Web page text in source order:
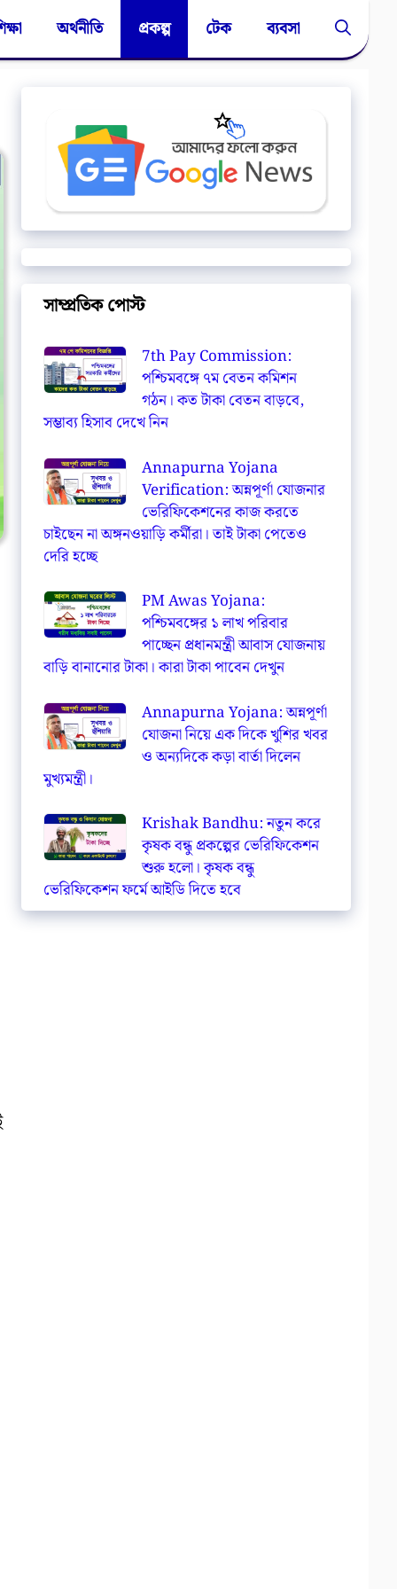
অর্থনীতি প্রকল্প টেক ব্যবসা
সাম্প্রতিক পোস্ট
7th Pay Commission:
পশ্চিমবঙ্গে ৭ম বেতন কমিশন
গঠন। কত টাকা বেতন বাড়বে,
সম্ভাব্য হিসাব দেখে নিন
Annapurna Yojana
Verification: অন্নপূর্ণা যোজনার
ভেরিফিকেশনের কাজ করতে
চাইছেন না অঙ্গনওয়াড়ি কর্মীরা। তাই টাকা পেতেও
দেরি হচ্ছে
PM Awas Yojana:
পশ্চিমবঙ্গের ১ লাখ পরিবার
পাচ্ছেন প্রধানমন্ত্রী আবাস যোজনায়
বাড়ি বানানোর টাকা। কারা টাকা পাবেন দেখুন
Annapurna Yojana: অন্নপূর্ণা
যোজনা নিয়ে এক দিকে খুশির খবর
ও অন্যদিকে কড়া বার্তা দিলেন
মুখ্যমন্ত্রী।
Krishak Bandhu: নতুন করে
কৃষক বন্ধু প্রকল্পের ভেরিফিকেশন
শুরু হলো। কৃষক বন্ধু
ভেরিফিকেশন ফর্মে আইডি দিতে হবে